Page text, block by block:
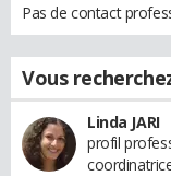
Pas de contact
Vous
Linda JARI
profil